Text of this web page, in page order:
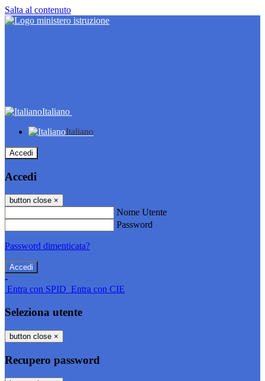
Salta al contenuto
Italiano
Italiano
Accedi
Accedi
button close ×
Nome Utente
Password
Password dimenticata?
-
Entra con SPID Entra con CIE
Seleziona utente
button close ×
Recupero password